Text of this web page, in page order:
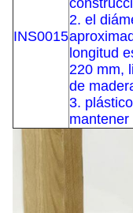
INS0015
2. el
longitud
220 mm,
de
3.